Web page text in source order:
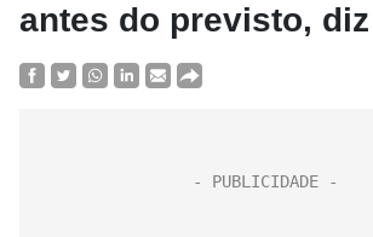
antes do previsto,